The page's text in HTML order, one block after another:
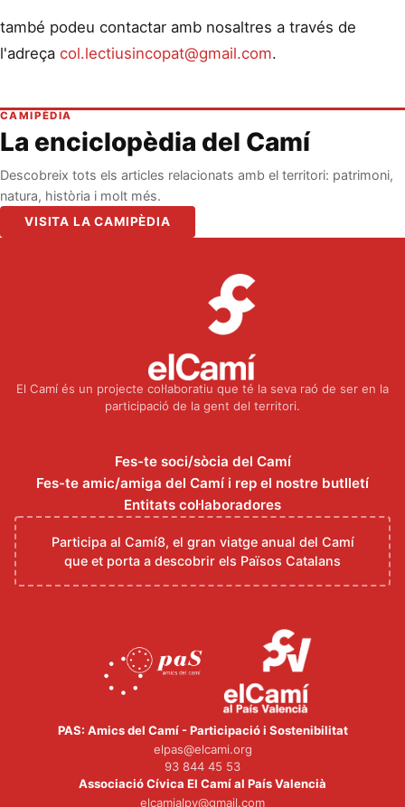
també podeu contactar amb nosaltres a través de
l'adreça col.lectiusincopat@gmail.com.
CAMIPÈDIA
La enciclopèdia del Camí
Descobreix tots els articles relacionats amb el territori: patrimoni,
natura, història i molt més.
VISITA LA CAMIPÈDIA
El Camí és un projecte col·laboratiu que té la seva raó de ser en la
participació de la gent del territori.
Fes-te soci/sòcia del Camí
Fes-te amic/amiga del Camí i rep el nostre butlletí
Entitats col·laboradores
Participa al Camí8, el gran viatge anual del Camí
que et porta a descobrir els Països Catalans
PAS: Amics del Camí - Participació i Sostenibilitat
elpas@elcami.org
93 844 45 53
Associació Cívica El Camí al País Valencià
elcamialpv@gmail.com